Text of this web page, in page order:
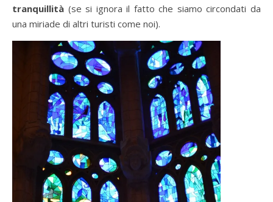
tranquillità (se si ignora il fatto che siamo circondati da
una miriade di altri turisti come noi).